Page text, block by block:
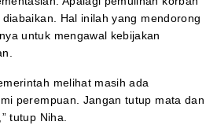
Hal inilah yang mendorong
untuk mengawal kebijakan
melihat masih ada
perempuan. Jangan tutup mata dan
tutup Niha.